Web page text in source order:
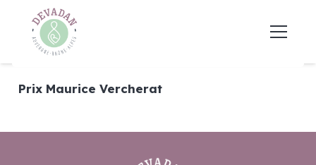
Prix Maurice Vercherat